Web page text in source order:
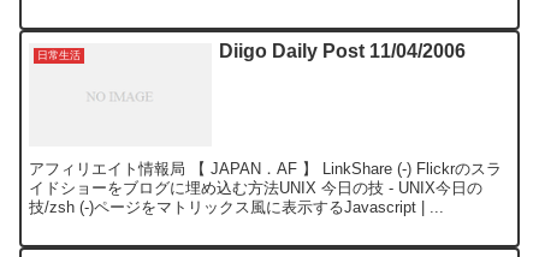
日常生活 Diigo Daily Post 11/04/2006
アフィリエイト情報局 【 JAPAN．AF 】 LinkShare (-) Flickrのスラ
イドショーをブログに埋め込む方法UNIX 今日の技 - UNIX今日の
技/zsh (-)ページをマトリックス風に表示するJavascript | ...